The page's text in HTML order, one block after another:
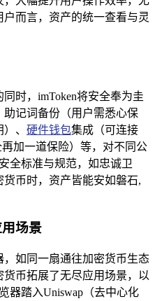
而言，资产的统一查看与灵
时，imToken将安全奉为圭
记词备份（用户需悉心保
、 硬件钱包集成（可连接
加一道保险）等，对不同公
全标准与规范，如忠诚卫
币时，资产皆能安如磐石,
用场景
，如同一扇通往加密货币生态
币拓展了无尽应用场景，以
器踏入Uniswap（去中心化